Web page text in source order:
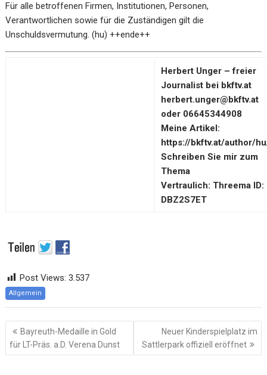
Für alle betroffenen Firmen, Institutionen, Personen,
Verantwortlichen sowie für die Zuständigen gilt die
Unschuldsvermutung. (hu) ++ende++
Herbert Unger – freier
Journalist bei bkftv.at
herbert.unger@bkftv.at
oder 06645344908
Meine Artikel:
https://bkftv.at/author/
Schreiben Sie mir zum
Thema
Vertraulich: Threema ID:
DBZ2S7ET
Post Views: 3.537
Allgemein
Beitragsnavigation
Bayreuth-Medaille in Gold
für LT-Präs. a.D. Verena Dunst
Neuer Kinderspielplatz im
Sattlerpark offiziell eröffnet